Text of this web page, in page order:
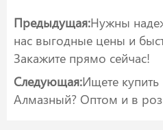
Предыдущая:Нужны
нас выгодные цены и
Закажите прямо сейчас!
Следующая:Ищете
Алмазный? Оптом и в